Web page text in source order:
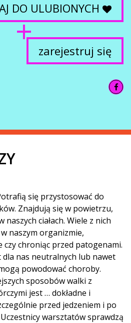
DO ULUBIONYCH
zarejestruj się
się przystosować do
Znajdują się w powietrzu,
ciałach. Wiele z nich
naszym organizmie,
chroniąc przed patogenami.
nas neutralnych lub nawet
powodować choroby.
sposobów walki z
jest … dokładne i
przed jedzeniem i po
warsztatów sprawdzą